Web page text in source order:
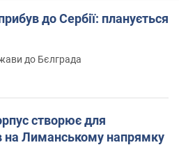
до Сербії: планується
візит глави держави до Бєлграда
створює для
на Лиманському напрямку